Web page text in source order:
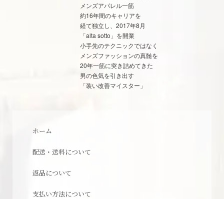
メンズアパレル一筋
約16年間のキャリアを
経て独立し、2017年8月
「alta sotto」を開業
小手先のテクニックではなく
メンズファッションの真髄を
20年一筋に突き詰めてきた
男の色気を引き出す
「装い改善マイスター」
ホーム
配送・送料について
返品について
支払い方法について